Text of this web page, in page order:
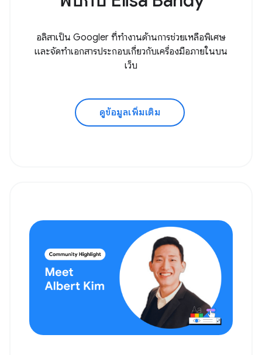
อลิสาเป็น Googler ที่ทำงานด้านการช่วยเหลือพิเศษ
และจัดทำเอกสารประกอบเกี่ยวกับเครื่องมือภายในบน
เว็บ
ดูข้อมูลเพิ่มเติม